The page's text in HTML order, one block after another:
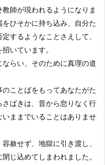
師が現われるようになりま
ひそかに持ち込み、自分た
するようなことさえして、
いています。
らい、そのために真理の道
ことばをもってあなたがた
ばきは、昔から怠りなく行
ままでいることはありませ
赦せず、地獄に引き渡し、
じ込めてしまわれました。